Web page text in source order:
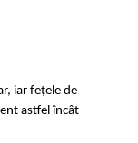
iar fețele de
astfel încât